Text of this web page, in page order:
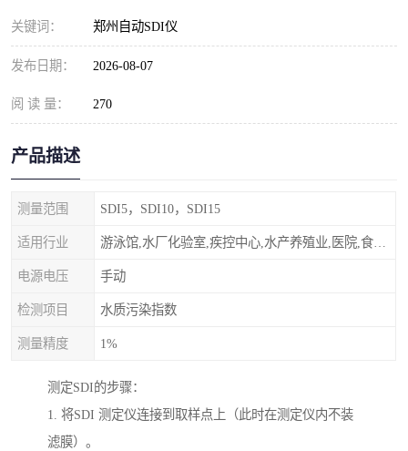
关键词： 郑州自动SDI仪
发布日期： 2026-08-07
阅 读 量： 270
产品描述
测量范围 SDI5，SDI10，SDI15
适用行业
电源电压 手动
检测项目 水质污染指数
测量精度 1%
测定SDI的步骤：
1. 将SDI 测定仪连接到取样点上（此时在测定仪内不装
滤膜）。